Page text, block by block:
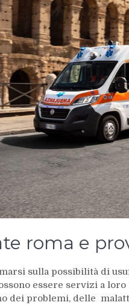
roma e
sulla possibilità di
essere servizi a
dei problemi, delle